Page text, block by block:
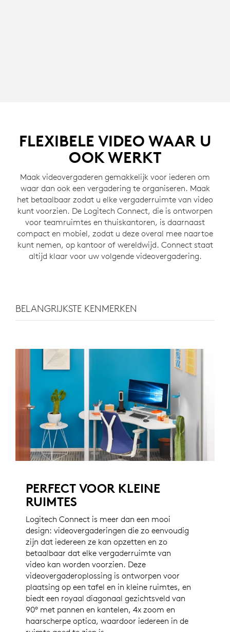
FLEXIBELE VIDEO WAAR U
OOK WERKT
Maak videovergaderen gemakkelijk voor iederen om
waar dan ook een vergadering te organiseren. Maak
het betaalbaar zodat u elke vergaderruimte van video
kunt voorzien. De Logitech Connect, die is ontworpen
voor teamruimtes en thuiskantoren, is daarnaast
compact en mobiel, zodat u deze overal mee naartoe
kunt nemen, op kantoor of wereldwijd. Connect staat
altijd klaar voor uw volgende videovergadering.
BELANGRIJKSTE KENMERKEN
PERFECT VOOR KLEINE
RUIMTES
Logitech Connect is meer dan een mooi
design: videovergaderingen die zo eenvoudig
zijn dat iedereen ze kan opzetten en zo
betaalbaar dat elke vergaderruimte van
video kan worden voorzien. Deze
videovergaderoplossing is ontworpen voor
plaatsing op een tafel en in kleine ruimtes, en
biedt een royaal diagonaal gezichtsveld van
90° met pannen en kantelen, 4x zoom en
haarscherpe optica, waardoor iedereen in de